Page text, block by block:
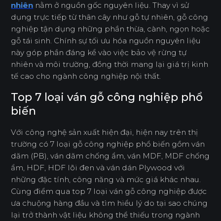
nhiên nằm ở nguồn gốc nguyên liệu. Thay vì sử
dụng trực tiếp từ thân cây như gỗ tự nhiên, gỗ công
nghiệp tận dụng những phần thừa, cành, ngọn hoặc
gỗ tái sinh. Chính sự tối ưu hóa nguồn nguyên liệu
này góp phần đáng kể vào việc bảo vệ rừng tự
nhiên và môi trường, đồng thời mang lại giá trị kinh
tế cao cho ngành công nghiệp nội thất.
Top 7 loại ván gỗ công nghiệp phổ
biến
Với công nghệ sản xuất hiện đại, hiện nay trên thị
trường có 7 loại gỗ công nghiệp phổ biến gồm ván
dăm (PB), ván dăm chống ẩm, ván MDF, MDF chống
ẩm, HDF, HDF lõi đen và ván dán Plywood với
những đặc tính, công năng và mức giá khác nhau.
Cùng điểm qua top 7 loại ván gỗ công nghiệp được
ưa chuộng hàng đầu và tìm hiểu lý do tại sao chúng
lại trở thành vật liệu không thể thiếu trong ngành